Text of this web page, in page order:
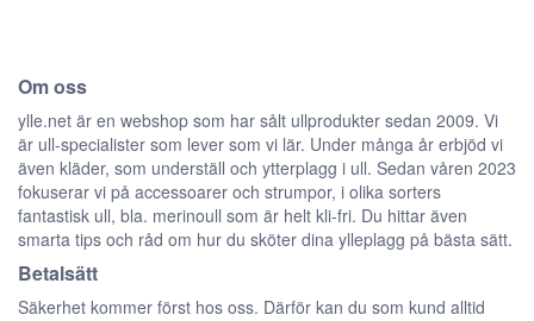
Om oss
ylle.net är en webshop som har sålt ullprodukter sedan 2009. Vi
är ull-specialister som lever som vi lär. Under många år erbjöd vi
även kläder, som underställ och ytterplagg i ull. Sedan våren 2023
fokuserar vi på accessoarer och strumpor, i olika sorters
fantastisk ull, bla. merinoull som är helt kli-fri. Du hittar även
smarta tips och råd om hur du sköter dina ylleplagg på bästa sätt.
Betalsätt
Säkerhet kommer först hos oss. Därför kan du som kund alltid